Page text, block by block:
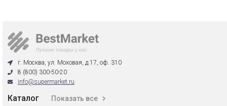
г. Москва, ул. Моховая, д.17, оф. 310
8 (800) 300-50-20
info@supermarket.ru
Каталог Показать все